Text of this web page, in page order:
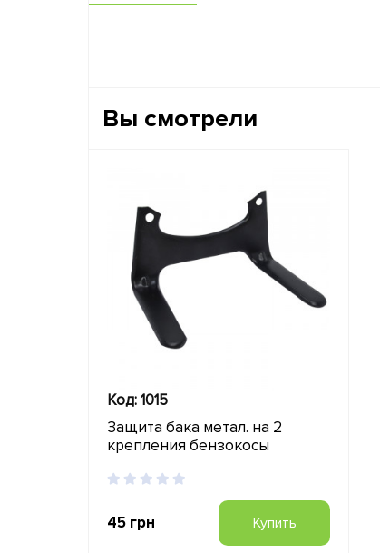
Вы смотрели
Код: 1015
Защита бака метал. на 2
крепления бензокосы
45 грн Купить